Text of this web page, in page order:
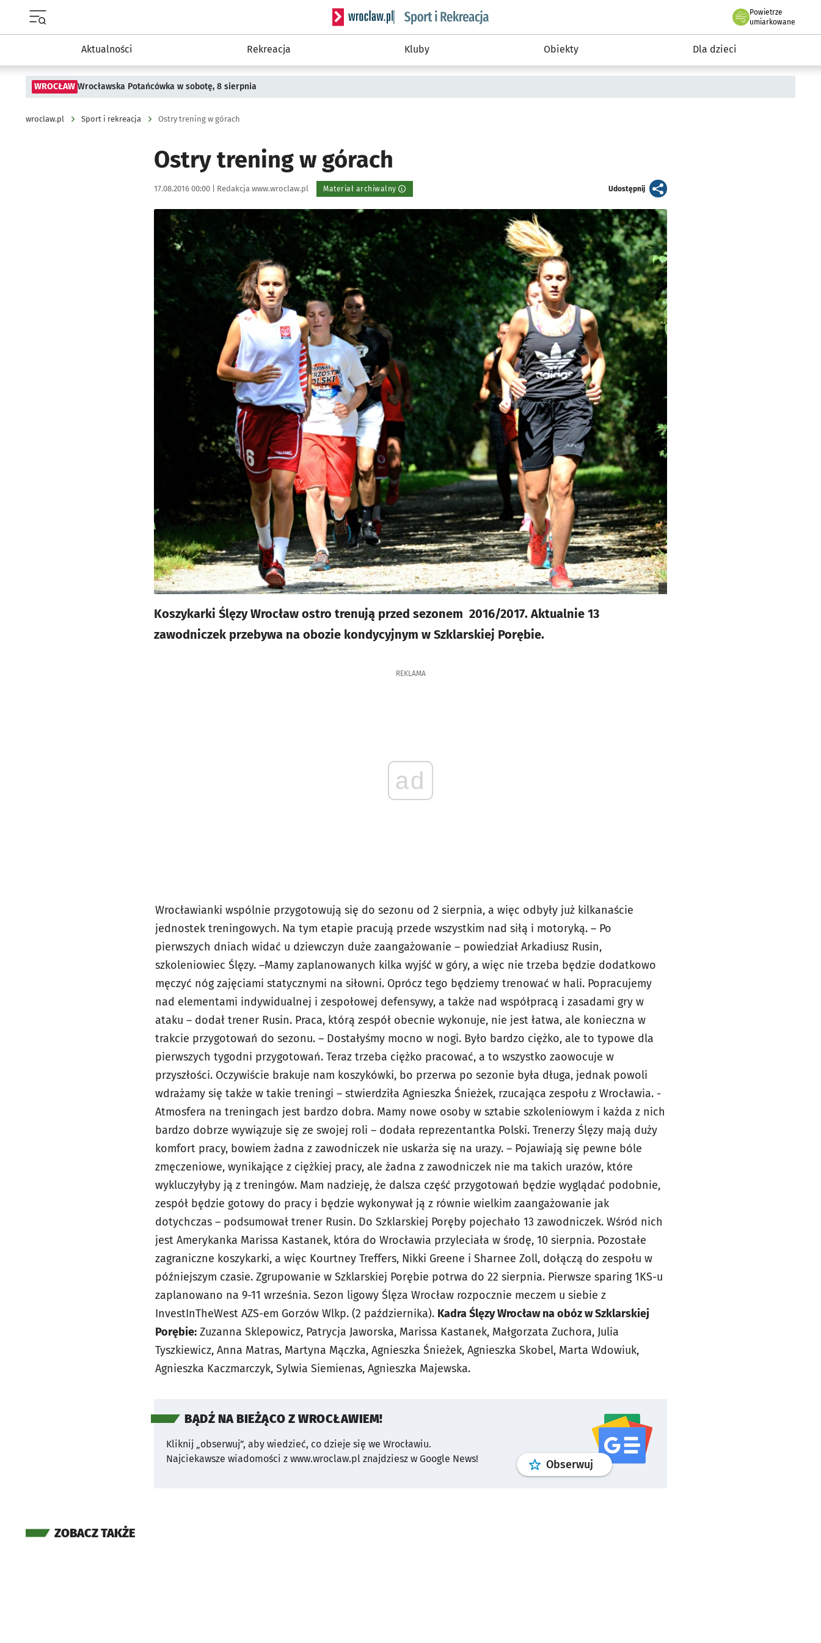
Serwis informacyjny wroclaw.pl podserwis: Sport i rekreacja
Powietrze
we Wrocławiu
umiarkowane
Aktualności Rekreacja Kluby Obiekty Dla dzieci
WROCŁAW Wrocławska Potańcówka w sobotę, 8 sierpnia
wroclaw.pl Sport i rekreacja Ostry trening w górach
Ostry trening w górach
Data publikacji:
17.08.2016 00:00 | Autor:
Redakcja www.wroclaw.pl Materiał archiwalny Udostępnijartykuł
Kliknij, aby powiększyć
Koszykarki Ślęzy Wrocław ostro trenują przed sezonem 2016/2017. Aktualnie 13
zawodniczek przebywa na obozie kondycyjnym w Szklarskiej Porębie.
REKLAMA
ad
Wrocławianki wspólnie przygotowują się do sezonu od 2 sierpnia, a więc odbyły już kilkanaście
jednostek treningowych. Na tym etapie pracują przede wszystkim nad siłą i motoryką. – Po
pierwszych dniach widać u dziewczyn duże zaangażowanie – powiedział Arkadiusz Rusin,
szkoleniowiec Ślęzy. –Mamy zaplanowanych kilka wyjść w góry, a więc nie trzeba będzie dodatkowo
męczyć nóg zajęciami statycznymi na siłowni. Oprócz tego będziemy trenować w hali. Popracujemy
nad elementami indywidualnej i zespołowej defensywy, a także nad współpracą i zasadami gry w
ataku – dodał trener Rusin. Praca, którą zespół obecnie wykonuje, nie jest łatwa, ale konieczna w
trakcie przygotowań do sezonu. – Dostałyśmy mocno w nogi. Było bardzo ciężko, ale to typowe dla
pierwszych tygodni przygotowań. Teraz trzeba ciężko pracować, a to wszystko zaowocuje w
przyszłości. Oczywiście brakuje nam koszykówki, bo przerwa po sezonie była długa, jednak powoli
wdrażamy się także w takie treningi – stwierdziła Agnieszka Śnieżek, rzucająca zespołu z Wrocławia. -
Atmosfera na treningach jest bardzo dobra. Mamy nowe osoby w sztabie szkoleniowym i każda z nich
bardzo dobrze wywiązuje się ze swojej roli – dodała reprezentantka Polski. Trenerzy Ślęzy mają duży
komfort pracy, bowiem żadna z zawodniczek nie uskarża się na urazy. – Pojawiają się pewne bóle
zmęczeniowe, wynikające z ciężkiej pracy, ale żadna z zawodniczek nie ma takich urazów, które
wykluczyłyby ją z treningów. Mam nadzieję, że dalsza część przygotowań będzie wyglądać podobnie,
zespół będzie gotowy do pracy i będzie wykonywał ją z równie wielkim zaangażowanie jak
dotychczas – podsumował trener Rusin. Do Szklarskiej Poręby pojechało 13 zawodniczek. Wśród nich
jest Amerykanka Marissa Kastanek, która do Wrocławia przyleciała w środę, 10 sierpnia. Pozostałe
zagraniczne koszykarki, a więc Kourtney Treffers, Nikki Greene i Sharnee Zoll, dołączą do zespołu w
późniejszym czasie. Zgrupowanie w Szklarskiej Porębie potrwa do 22 sierpnia. Pierwsze sparing 1KS-u
zaplanowano na 9-11 września. Sezon ligowy Ślęza Wrocław rozpocznie meczem u siebie z
InvestInTheWest AZS-em Gorzów Wlkp. (2 października). Kadra Ślęzy Wrocław na obóz w Szklarskiej
Porębie: Zuzanna Sklepowicz, Patrycja Jaworska, Marissa Kastanek, Małgorzata Zuchora, Julia
Tyszkiewicz, Anna Matras, Martyna Mączka, Agnieszka Śnieżek, Agnieszka Skobel, Marta Wdowiuk,
Agnieszka Kaczmarczyk, Sylwia Siemienas, Agnieszka Majewska.
BĄDŹ NA BIEŻĄCO Z WROCŁAWIEM!
Kliknij „obserwuj”, aby wiedzieć, co dzieje się we Wrocławiu.
Najciekawsze wiadomości z www.wroclaw.pl znajdziesz w Google News!
Obserwuj profilgoogle news
ZOBACZ TAKŻE